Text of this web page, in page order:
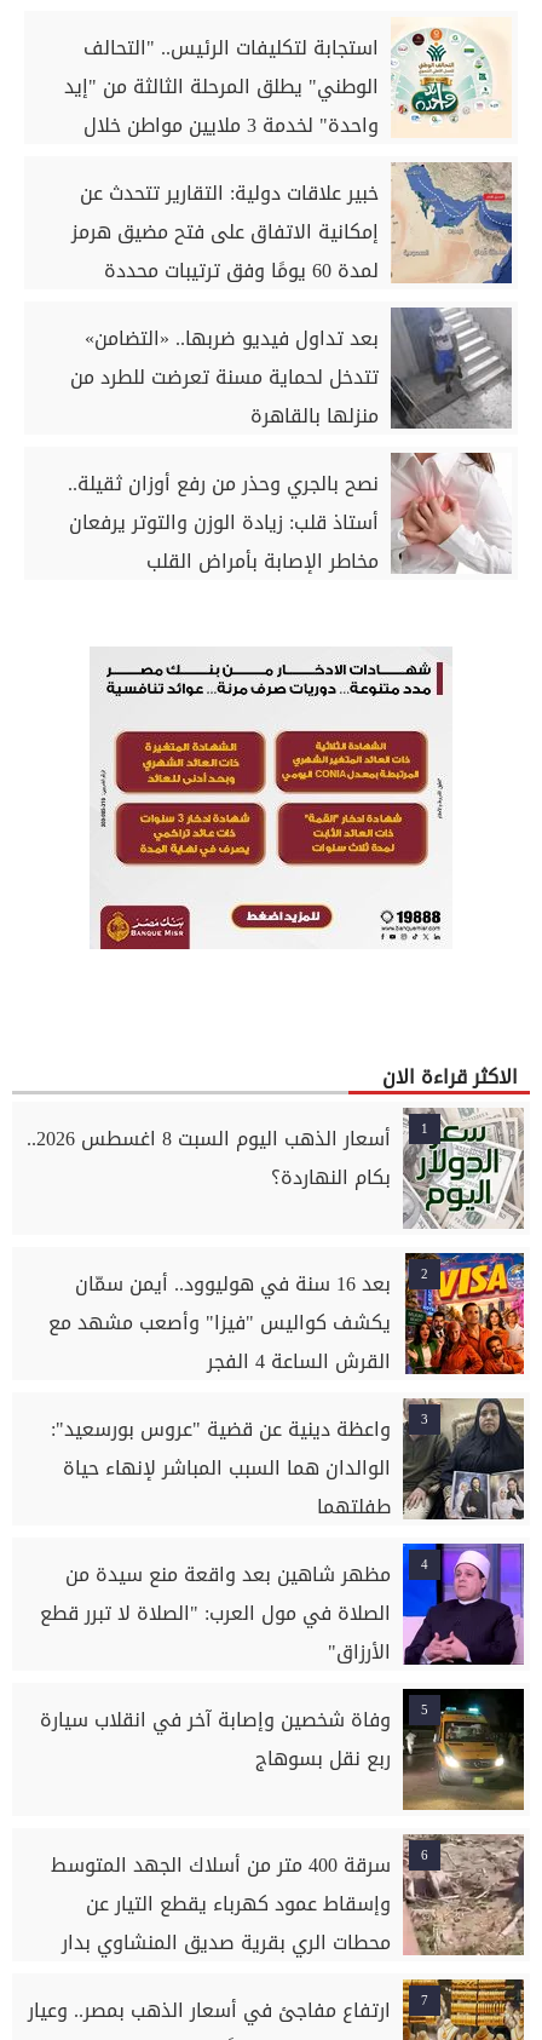
استجابة لتكليفات الرئيس.. "التحالف
الوطني" يطلق المرحلة الثالثة من "إيد
واحدة" لخدمة 3 ملايين مواطن خلال
خبير علاقات دولية: التقارير تتحدث عن
إمكانية الاتفاق على فتح مضيق هرمز
لمدة 60 يومًا وفق ترتيبات محددة
بعد تداول فيديو ضربها.. «التضامن»
تتدخل لحماية مسنة تعرضت للطرد من
منزلها بالقاهرة
نصح بالجري وحذر من رفع أوزان ثقيلة..
أستاذ قلب: زيادة الوزن والتوتر يرفعان
مخاطر الإصابة بأمراض القلب
الاكثر قراءة الان
1
أسعار الذهب اليوم السبت 8 اغسطس 2026..
بكام النهاردة؟
2
بعد 16 سنة في هوليوود.. أيمن سمّان
يكشف كواليس "فيزا" وأصعب مشهد مع
القرش الساعة 4 الفجر
3
واعظة دينية عن قضية "عروس بورسعيد":
الوالدان هما السبب المباشر لإنهاء حياة
طفلتهما
4
مظهر شاهين بعد واقعة منع سيدة من
الصلاة في مول العرب: "الصلاة لا تبرر قطع
الأرزاق"
5
وفاة شخصين وإصابة آخر في انقلاب سيارة
ربع نقل بسوهاج
6
سرقة 400 متر من أسلاك الجهد المتوسط
وإسقاط عمود كهرباء يقطع التيار عن
محطات الري بقرية صديق المنشاوي بدار
7
ارتفاع مفاجئ في أسعار الذهب بمصر.. وعيار